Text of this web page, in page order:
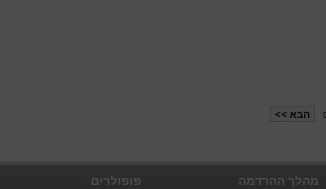
הבא >>
פופולרים מהלך ההרדמה